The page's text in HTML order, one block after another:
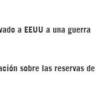
a EEUU a una guerra
sobre las reservas de